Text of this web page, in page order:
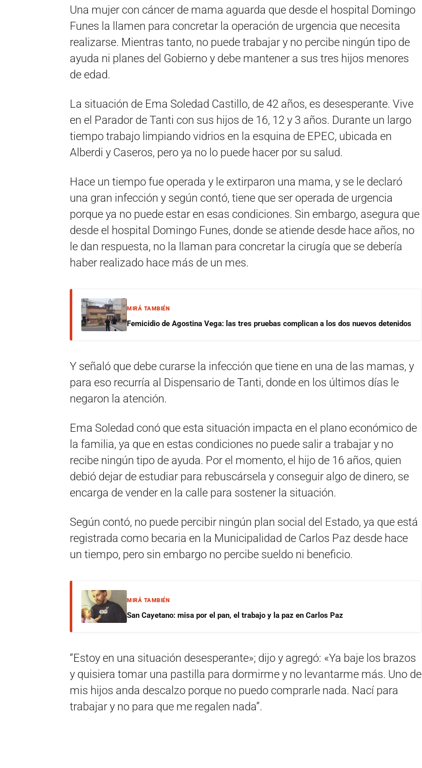
Una mujer con cáncer de mama aguarda que desde el hospital Domingo
Funes la llamen para concretar la operación de urgencia que necesita
realizarse. Mientras tanto, no puede trabajar y no percibe ningún tipo de
ayuda ni planes del Gobierno y debe mantener a sus tres hijos menores
de edad.
La situación de Ema Soledad Castillo, de 42 años, es desesperante. Vive
en el Parador de Tanti con sus hijos de 16, 12 y 3 años. Durante un largo
tiempo trabajo limpiando vidrios en la esquina de EPEC, ubicada en
Alberdi y Caseros, pero ya no lo puede hacer por su salud.
Hace un tiempo fue operada y le extirparon una mama, y se le declaró
una gran infección y según contó, tiene que ser operada de urgencia
porque ya no puede estar en esas condiciones. Sin embargo, asegura que
desde el hospital Domingo Funes, donde se atiende desde hace años, no
le dan respuesta, no la llaman para concretar la cirugía que se debería
haber realizado hace más de un mes.
MIRÁ TAMBIÉN
Femicidio de Agostina Vega: las tres pruebas complican a los dos nuevos detenidos
Y señaló que debe curarse la infección que tiene en una de las mamas, y
para eso recurría al Dispensario de Tanti, donde en los últimos días le
negaron la atención.
Ema Soledad conó que esta situación impacta en el plano económico de
la familia, ya que en estas condiciones no puede salir a trabajar y no
recibe ningún tipo de ayuda. Por el momento, el hijo de 16 años, quien
debió dejar de estudiar para rebuscársela y conseguir algo de dinero, se
encarga de vender en la calle para sostener la situación.
Según contó, no puede percibir ningún plan social del Estado, ya que está
registrada como becaria en la Municipalidad de Carlos Paz desde hace
un tiempo, pero sin embargo no percibe sueldo ni beneficio.
MIRÁ TAMBIÉN
San Cayetano: misa por el pan, el trabajo y la paz en Carlos Paz
“Estoy en una situación desesperante»; dijo y agregó: «Ya baje los brazos
y quisiera tomar una pastilla para dormirme y no levantarme más. Uno de
mis hijos anda descalzo porque no puedo comprarle nada. Nací para
trabajar y no para que me regalen nada”.